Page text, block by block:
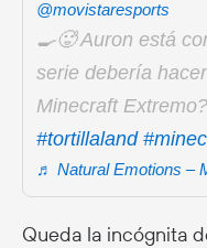
@movistaresports
🍳🥵 Auron está
serie debería
Minecraft Extremo?
#tortillaland
♬ Natural Emotions –
Queda la incógnita